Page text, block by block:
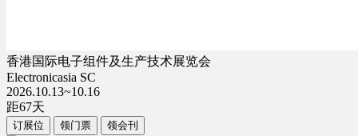
香港国际电子组件及生产技术展览会
Electronicasia SC
2026.10.13~10.16
距67天
订展位 领门票 领会刊